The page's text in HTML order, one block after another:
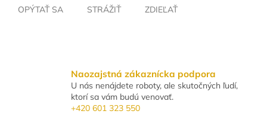
OPÝTAŤ SA STRÁŽIŤ ZDIEĽAŤ
Naozajstná zákaznícka podpora
U nás nenájdete roboty, ale skutočných ľudí,
ktorí sa vám budú venovať.
+420 601 323 550